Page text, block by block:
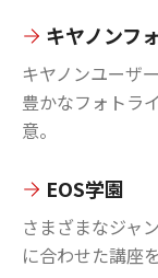
キヤノンフ
キヤノンユーザ
豊かなフォトラ
意。
EOS学園
さまざまなジャ
に合わせた講座